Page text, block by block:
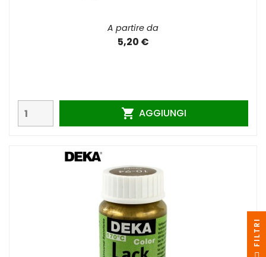
A partire da
5,20 €
 AGGIUNGI
I